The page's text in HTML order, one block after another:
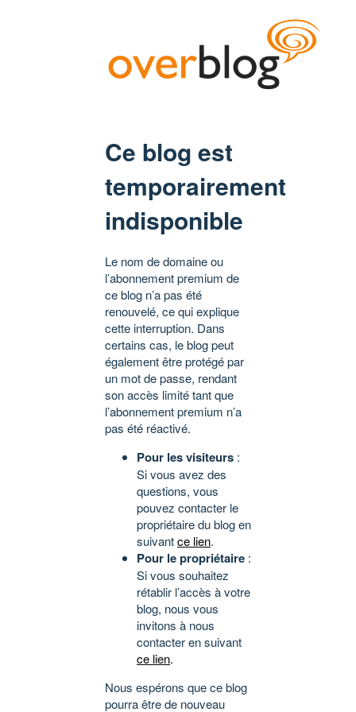
Ce blog est
temporairement
indisponible
Le nom de domaine ou
l’abonnement premium de
ce blog n’a pas été
renouvelé, ce qui explique
cette interruption. Dans
certains cas, le blog peut
également être protégé par
un mot de passe, rendant
son accès limité tant que
l’abonnement premium n’a
pas été réactivé.
Pour les visiteurs :
Si vous avez des
questions, vous
pouvez contacter le
propriétaire du blog en
suivantce lien.
Pour le propriétaire :
Si vous souhaitez
rétablir l’accès à votre
blog, nous vous
invitons à nous
contacter en suivant
ce lien.
Nous espérons que ce blog
pourra être de nouveau